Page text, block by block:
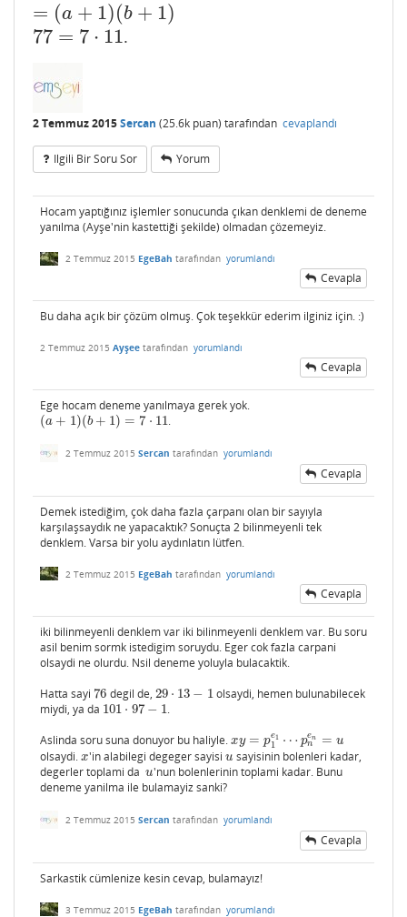
= (a + 1)(b + 1)
77 = 7 ⋅ 11
77=7⋅ 11 .
2 Temmuz 2015Sercan (25.6k puan) tarafından cevaplandı
Ilgili Bir Soru Sor Yorum
Hocam yaptığınız işlemler sonucunda çıkan denklemi de deneme
yanılma (Ayşe'nin kastettiği şekilde) olmadan çözemeyiz.
2 Temmuz 2015 EgeBah tarafından yorumlandı
Cevapla
Bu daha açık bir çözüm olmuş. Çok teşekkür ederim ilginiz için. :)
2 Temmuz 2015 Ayşee tarafından yorumlandı
Cevapla
Ege hocam deneme yanılmaya gerek yok.
(a + 1)(b + 1) = 7 ⋅ 11
(a+ 1) b+1)=7 11 .
2 Temmuz 2015 Sercan tarafından yorumlandı
Cevapla
Demek istediğim, çok daha fazla çarpanı olan bir sayıyla
karşılaşsaydık ne yapacaktık? Sonuçta 2 bilinmeyenli tek
denklem. Varsa bir yolu aydınlatın lütfen.
2 Temmuz 2015 EgeBah tarafından yorumlandı
Cevapla
iki bilinmeyenli denklem var iki bilinmeyenli denklem var. Bu soru
asil benim sormk istedigim soruydu. Eger cok fazla carpani
olsaydi ne olurdu. Nsil deneme yoluyla bulacaktik.
Hatta sayi 76
76 degil de, 29 ⋅ 13 − 1
29⋅ 13− 1
olsaydi, hemen bulunabilecek
miydi, ya da 101 ⋅ 97 − 1
101 97− 1
.
Aslinda soru suna donuyor bu haliyle. xy = pe1
1 ⋯ pen
n = u
xy= p1 e1⋯pn en=
olsaydi. x
x'in alabilegi degeger sayisi u
u sayisinin bolenleri kadar,
degerler toplami da u
u'nun bolenlerinin toplami kadar. Bunu
deneme yanilma ile bulamayiz sanki?
2 Temmuz 2015 Sercan tarafından yorumlandı
Cevapla
Sarkastik cümlenize kesin cevap, bulamayız!
3 Temmuz 2015 EgeBah tarafından yorumlandı